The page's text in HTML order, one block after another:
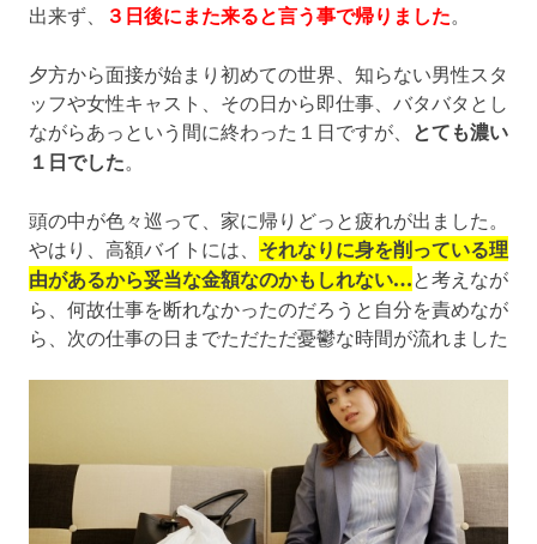
出来ず、
３日後にまた来ると言う事で帰りました。
夕方から面接が始まり初めての世界、知らない男性スタ
ッフや女性キャスト、その日から即仕事、バタバタとし
ながらあっという間に終わった１日ですが、 とても濃い
１日でした。
頭の中が色々巡って、家に帰りどっと疲れが出ました。
やはり、高額バイトには、 それなりに身を削っている理
由があるから妥当な金額なのかもしれない…と考えなが
ら、何故仕事を断れなかったのだろうと自分を責めなが
ら、次の仕事の日までただただ憂鬱な時間が流れました